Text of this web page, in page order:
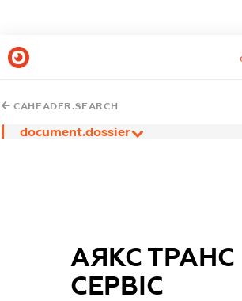
CAHEADER.SEARCH
document.dossier
АЯКС ТРАНС
СЕРВІС